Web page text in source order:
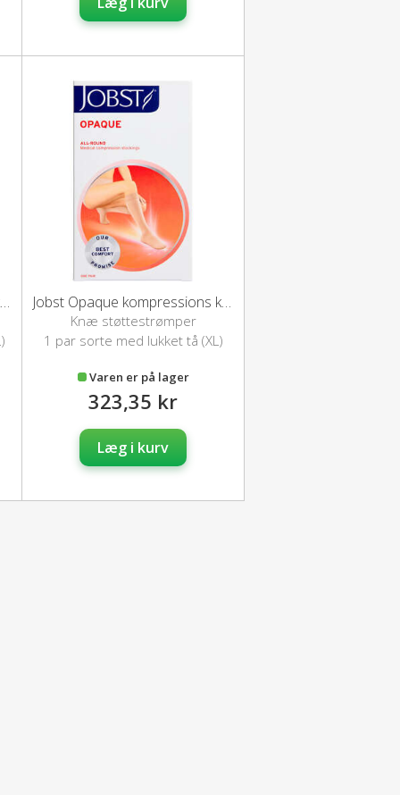
Jobst Opaque kompressions knæstrømper (XL/naturel) Jobst Opaque kompressions knæstrømper (XL/sort)
Knæ støttestrømper
1 par sorte med lukket tå (XL)
Varen er på lager
323,35 kr
Læg i kurv